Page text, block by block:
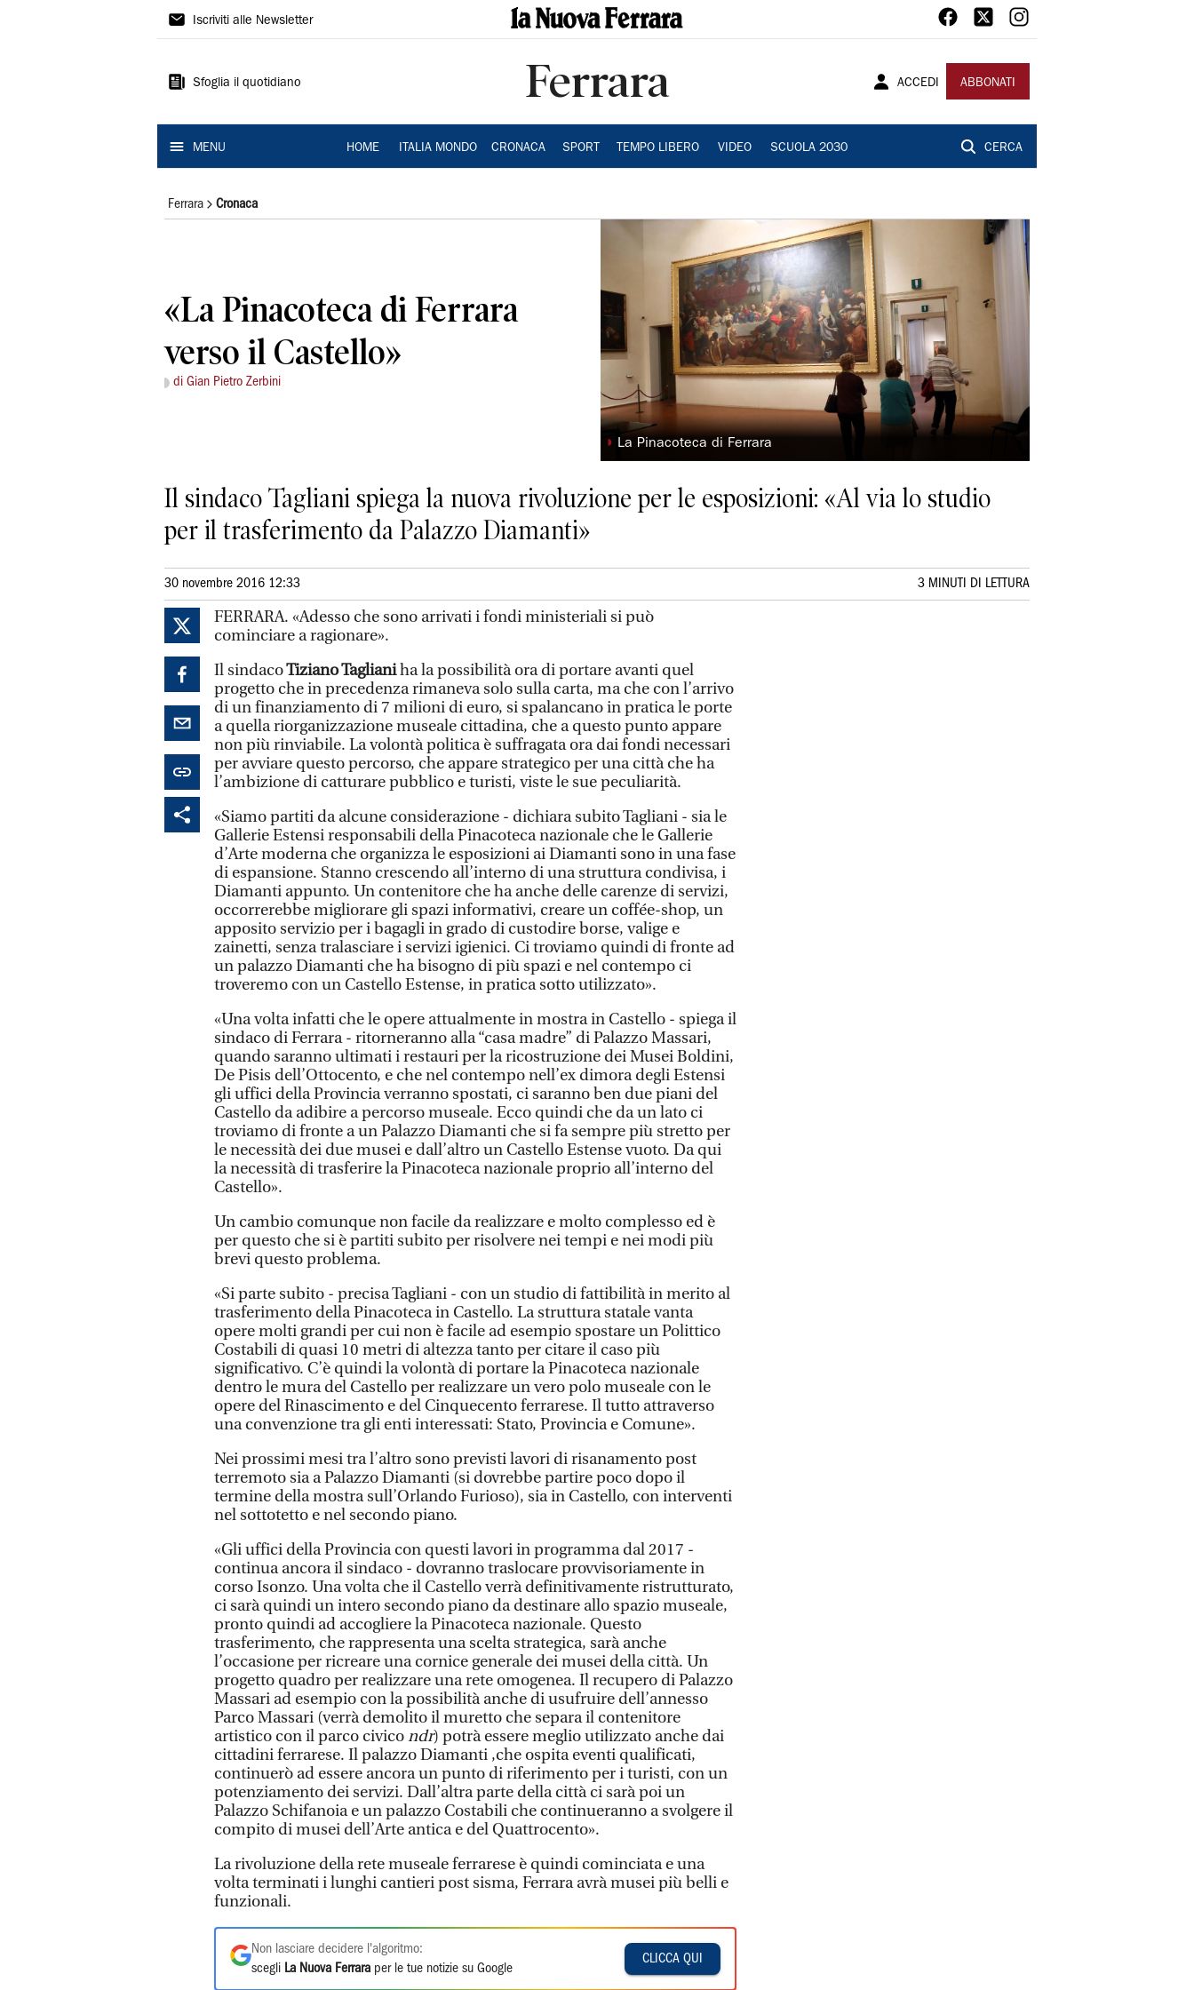
La
Ferrara
Iscriviti alle Newsletter
Sfoglia il quotidiano Ferrara ACCEDI ABBONATI
MENU HOME ITALIA MONDO CRONACA SPORT TEMPO LIBERO VIDEO SCUOLA 2030 CERCA
Ferrara Cronaca
«La Pinacoteca di Ferrara
verso il Castello»
di Gian Pietro Zerbini
◗ La Pinacoteca di Ferrara
Il sindaco Tagliani spiega la nuova rivoluzione per le esposizioni: «Al via lo studio
per il trasferimento da Palazzo Diamanti»
30 novembre 2016 12:33 3 MINUTI DI LETTURA
FERRARA. «Adesso che sono arrivati i fondi ministeriali si può
cominciare a ragionare».
Il sindacoTiziano Taglianiha la possibilità ora di portare avanti quel
progetto che in precedenza rimaneva solo sulla carta, ma che con l’arrivo
di un finanziamento di 7 milioni di euro, si spalancano in pratica le porte
a quella riorganizzazione museale cittadina, che a questo punto appare
non più rinviabile. La volontà politica è suffragata ora dai fondi necessari
per avviare questo percorso, che appare strategico per una città che ha
l’ambizione di catturare pubblico e turisti, viste le sue peculiarità.
«Siamo partiti da alcune considerazione - dichiara subito Tagliani - sia le
Gallerie Estensi responsabili della Pinacoteca nazionale che le Gallerie
d’Arte moderna che organizza le esposizioni ai Diamanti sono in una fase
di espansione. Stanno crescendo all’interno di una struttura condivisa, i
Diamanti appunto. Un contenitore che ha anche delle carenze di servizi,
occorrerebbe migliorare gli spazi informativi, creare un coffée-shop, un
apposito servizio per i bagagli in grado di custodire borse, valige e
zainetti, senza tralasciare i servizi igienici. Ci troviamo quindi di fronte ad
un palazzo Diamanti che ha bisogno di più spazi e nel contempo ci
troveremo con un Castello Estense, in pratica sotto utilizzato».
«Una volta infatti che le opere attualmente in mostra in Castello - spiega il
sindaco di Ferrara - ritorneranno alla “casa madre” di Palazzo Massari,
quando saranno ultimati i restauri per la ricostruzione dei Musei Boldini,
De Pisis dell’Ottocento, e che nel contempo nell’ex dimora degli Estensi
gli uffici della Provincia verranno spostati, ci saranno ben due piani del
Castello da adibire a percorso museale. Ecco quindi che da un lato ci
troviamo di fronte a un Palazzo Diamanti che si fa sempre più stretto per
le necessità dei due musei e dall’altro un Castello Estense vuoto. Da qui
la necessità di trasferire la Pinacoteca nazionale proprio all’interno del
Castello».
Un cambio comunque non facile da realizzare e molto complesso ed è
per questo che si è partiti subito per risolvere nei tempi e nei modi più
brevi questo problema.
«Si parte subito - precisa Tagliani - con un studio di fattibilità in merito al
trasferimento della Pinacoteca in Castello. La struttura statale vanta
opere molti grandi per cui non è facile ad esempio spostare un Polittico
Costabili di quasi 10 metri di altezza tanto per citare il caso più
significativo. C’è quindi la volontà di portare la Pinacoteca nazionale
dentro le mura del Castello per realizzare un vero polo museale con le
opere del Rinascimento e del Cinquecento ferrarese. Il tutto attraverso
una convenzione tra gli enti interessati: Stato, Provincia e Comune».
Nei prossimi mesi tra l’altro sono previsti lavori di risanamento post
terremoto sia a Palazzo Diamanti (si dovrebbe partire poco dopo il
termine della mostra sull’Orlando Furioso), sia in Castello, con interventi
nel sottotetto e nel secondo piano.
«Gli uffici della Provincia con questi lavori in programma dal 2017 -
continua ancora il sindaco - dovranno traslocare provvisoriamente in
corso Isonzo. Una volta che il Castello verrà definitivamente ristrutturato,
ci sarà quindi un intero secondo piano da destinare allo spazio museale,
pronto quindi ad accogliere la Pinacoteca nazionale. Questo
trasferimento, che rappresenta una scelta strategica, sarà anche
l’occasione per ricreare una cornice generale dei musei della città. Un
progetto quadro per realizzare una rete omogenea. Il recupero di Palazzo
Massari ad esempio con la possibilità anche di usufruire dell’annesso
Parco Massari (verrà demolito il muretto che separa il contenitore
artistico con il parco civicondr) potrà essere meglio utilizzato anche dai
cittadini ferrarese. Il palazzo Diamanti ,che ospita eventi qualificati,
continuerò ad essere ancora un punto di riferimento per i turisti, con un
potenziamento dei servizi. Dall’altra parte della città ci sarà poi un
Palazzo Schifanoia e un palazzo Costabili che continueranno a svolgere il
compito di musei dell’Arte antica e del Quattrocento».
La rivoluzione della rete museale ferrarese è quindi cominciata e una
volta terminati i lunghi cantieri post sisma, Ferrara avrà musei più belli e
funzionali.
Non lasciare decidere l'algoritmo:
scegli La Nuova Ferrara per le tue notizie su Google
CLICCA QUI